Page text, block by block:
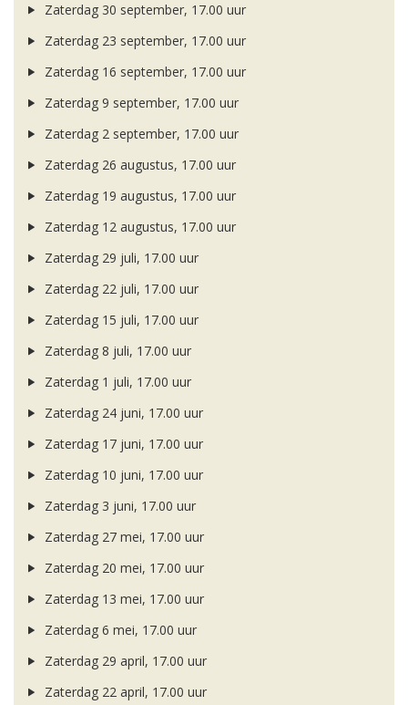
Zaterdag 30 september, 17.00 uur
Zaterdag 23 september, 17.00 uur
Zaterdag 16 september, 17.00 uur
Zaterdag 9 september, 17.00 uur
Zaterdag 2 september, 17.00 uur
Zaterdag 26 augustus, 17.00 uur
Zaterdag 19 augustus, 17.00 uur
Zaterdag 12 augustus, 17.00 uur
Zaterdag 29 juli, 17.00 uur
Zaterdag 22 juli, 17.00 uur
Zaterdag 15 juli, 17.00 uur
Zaterdag 8 juli, 17.00 uur
Zaterdag 1 juli, 17.00 uur
Zaterdag 24 juni, 17.00 uur
Zaterdag 17 juni, 17.00 uur
Zaterdag 10 juni, 17.00 uur
Zaterdag 3 juni, 17.00 uur
Zaterdag 27 mei, 17.00 uur
Zaterdag 20 mei, 17.00 uur
Zaterdag 13 mei, 17.00 uur
Zaterdag 6 mei, 17.00 uur
Zaterdag 29 april, 17.00 uur
Zaterdag 22 april, 17.00 uur